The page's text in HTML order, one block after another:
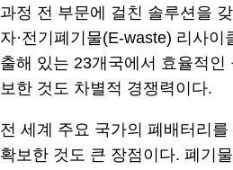
과정 전 부문에 걸친 솔루션을
자·전기폐기물(E-waste) 리사이
출해 있는 23개국에서 효율적
보한 것도 차별적 경쟁력이다.
전 세계 주요 국가의 폐배터리
확보한 것도 큰 장점이다. 폐기